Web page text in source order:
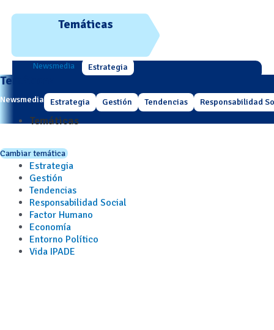
Temáticas
Newsmedia Estrategia
Temáticas
Newsmedia Estrategia Gestión Tendencias Responsabilidad
Temáticas
Cambiar temática
Estrategia
Gestión
Tendencias
Responsabilidad Social
Factor Humano
Economía
Entorno Político
Vida IPADE